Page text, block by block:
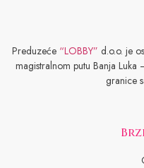
Preduzeće “LOBBY” d.o.o. je
magistralnom putu Banja
granice